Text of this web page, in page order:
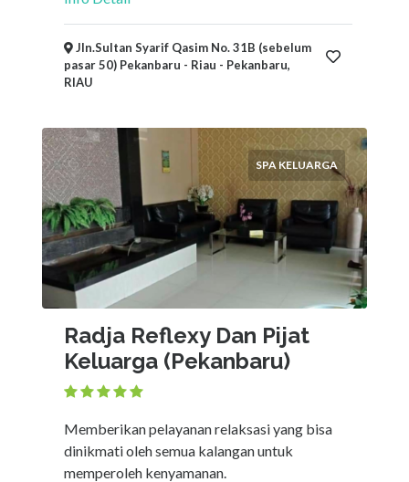
Jln.Sultan Syarif Qasim No. 31B (sebelum
pasar 50) Pekanbaru - Riau - Pekanbaru,
RIAU
SPA KELUARGA
Radja Reflexy Dan Pijat
Keluarga (Pekanbaru)
Memberikan pelayanan relaksasi yang bisa
dinikmati oleh semua kalangan untuk
memperoleh kenyamanan.